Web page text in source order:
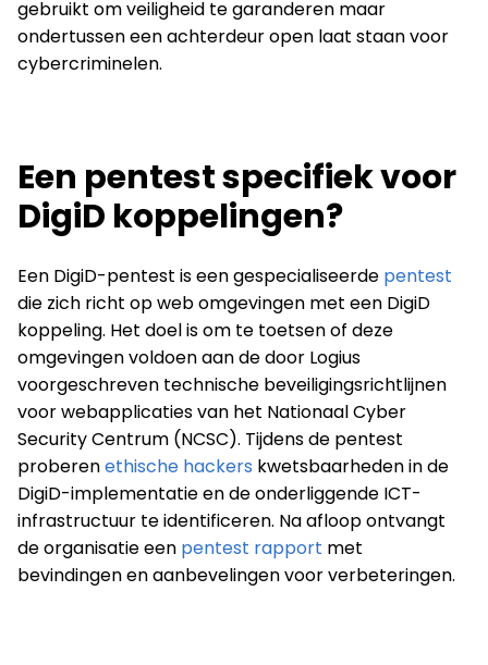
gebruikt om veiligheid te garanderen maar
ondertussen een achterdeur open laat staan voor
cybercriminelen.
Een pentest specifiek voor
DigiD koppelingen?
Een DigiD-pentest is een gespecialiseerde pentest
die zich richt op web omgevingen met een DigiD
koppeling. Het doel is om te toetsen of deze
omgevingen voldoen aan de door Logius
voorgeschreven technische beveiligingsrichtlijnen
voor webapplicaties van het Nationaal Cyber
Security Centrum (NCSC). Tijdens de pentest
proberenethische hackers kwetsbaarheden in de
DigiD-implementatie en de onderliggende ICT-
infrastructuur te identificeren. Na afloop ontvangt
de organisatie een pentest rapport met
bevindingen en aanbevelingen voor verbeteringen.